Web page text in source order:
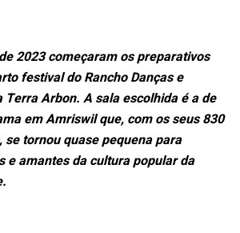
2023 começaram os preparativos
festival do Rancho Danças e
Terra Arbon. A sala escolhida é a de
em Amriswil que, com os seus 830
tornou quase pequena para
e amantes da cultura popular da